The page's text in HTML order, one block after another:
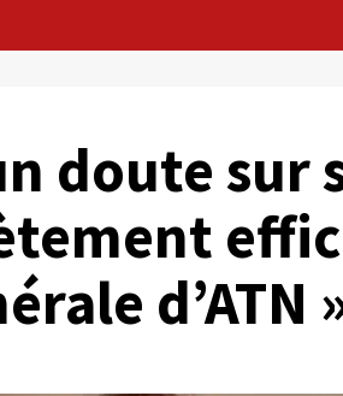
doute sur
d’ATN